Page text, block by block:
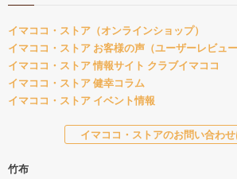
イマココ・ストア（オンラインショップ）
イマココ・ストア お客様の声（ユーザーレビュー
イマココ・ストア 情報サイト クラブイマココ
イマココ・ストア 健幸コラム
イマココ・ストア イベント情報
イマココ・ストアのお問い合わ
竹布